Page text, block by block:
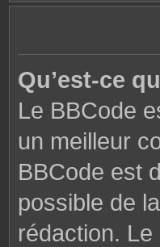
Qu’est-ce
Le BBCode
un meilleur
BBCode est
possible de
rédaction.